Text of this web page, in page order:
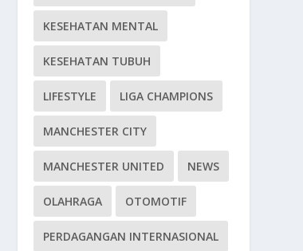
KESEHATAN MENTAL
KESEHATAN TUBUH
LIFESTYLE LIGA CHAMPIONS
MANCHESTER CITY
MANCHESTER UNITED NEWS
OLAHRAGA OTOMOTIF
PERDAGANGAN INTERNASIONAL